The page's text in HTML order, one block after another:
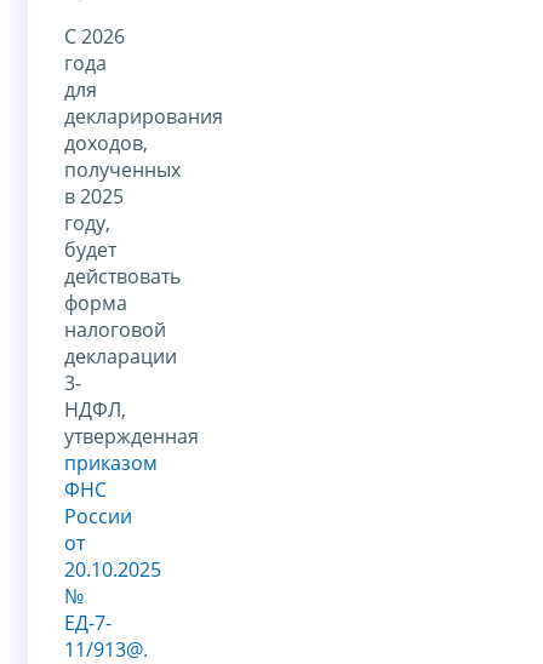
С 2026
года
для
декларирования
доходов,
полученных
в 2025
году,
будет
действовать
форма
налоговой
декларации
3-
НДФЛ,
утвержденная
приказом
ФНС
России
от
20.10.2025
№
ЕД-7-
11/913@.